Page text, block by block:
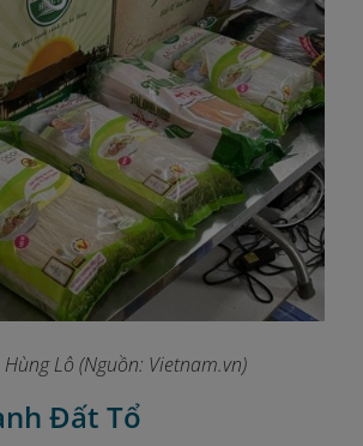
Lô (Nguồn: Vietnam.vn)
Đất Tổ